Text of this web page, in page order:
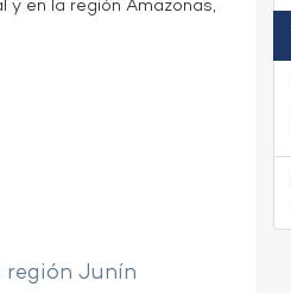
y en la región Amazonas,
Junín